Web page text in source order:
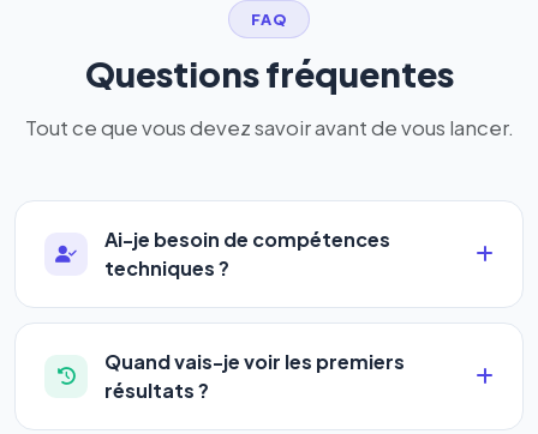
FAQ
Questions fréquentes
Tout ce que vous devez savoir avant de vous lancer.
Ai-je besoin de compétences
techniques ?
Absolument pas. Notre logiciel a été conçu pour
être accessible àtous les profils: artisans,
commerçants, auto-entrepreneurs, PME ou
Quand vais-je voir les premiers
résultats ?